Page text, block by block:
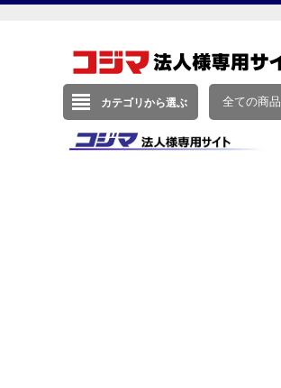
カテゴリから選ぶ 全ての商品